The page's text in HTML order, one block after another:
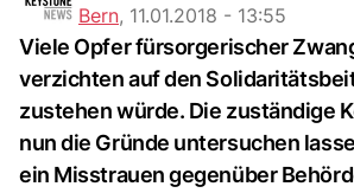
Bern, 11.01.2018 - 13:55
Viele Opfer fürsorgerischer
verzichten auf den
zustehen würde. Die zuständige
nun die Gründe untersuchen
ein Misstrauen gegenüber